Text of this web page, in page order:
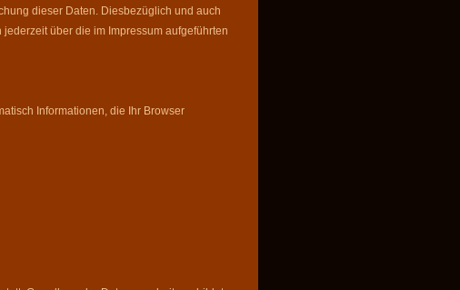
dieser Daten. Diesbezüglich und auch
über die im Impressum aufgeführten
Informationen, die Ihr Browser